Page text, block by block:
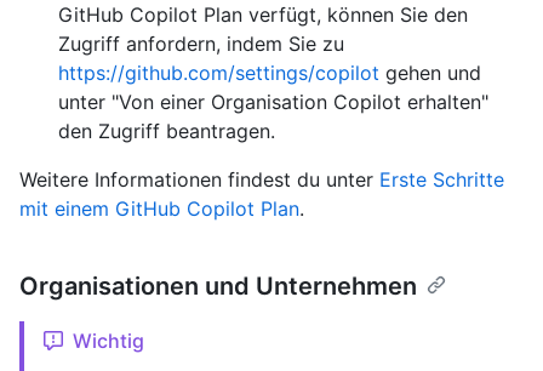
GitHub Copilot Plan verfügt, können Sie den
Zugriff anfordern, indem Sie zu
https://github.com/settings/copilot gehen und
unter "Von einer Organisation Copilot erhalten"
den Zugriff beantragen.
Weitere Informationen findest du unter Erste Schritte
mit einem GitHub Copilot Plan.
Organisationen und Unternehmen
Wichtig